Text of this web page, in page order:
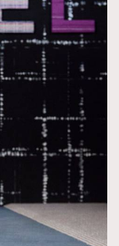
FigaroAesthetic